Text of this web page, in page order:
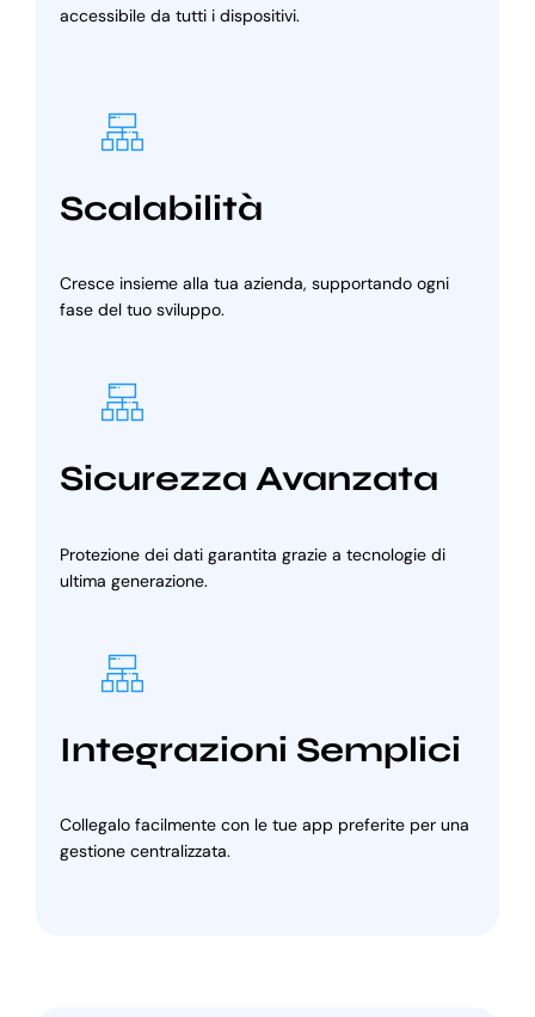
accessibile da tutti i dispositivi.
Scalabilità
Cresce insieme alla tua azienda, supportando ogni
fase del tuo sviluppo.
Sicurezza Avanzata
Protezione dei dati garantita grazie a tecnologie di
ultima generazione.
Integrazioni Semplici
Collegalo facilmente con le tue app preferite per una
gestione centralizzata.